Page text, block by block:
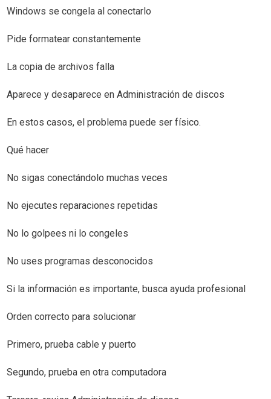
Windows se congela al conectarlo
Pide formatear constantemente
La copia de archivos falla
Aparece y desaparece en Administración de discos
En estos casos, el problema puede ser físico.
Qué hacer
No sigas conectándolo muchas veces
No ejecutes reparaciones repetidas
No lo golpees ni lo congeles
No uses programas desconocidos
Si la información es importante, busca ayuda profesional
Orden correcto para solucionar
Primero, prueba cable y puerto
Segundo, prueba en otra computadora